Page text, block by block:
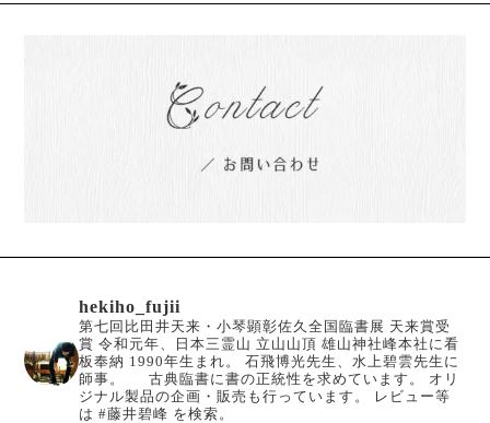
hekiho_fujii
第七回比田井天来・小琴顕彰佐久全国臨書展 天来賞受
賞 令和元年、日本三霊山 立山山頂 雄山神社峰本社に看
板奉納 1990年生まれ。
石飛博光先生、水上碧雲先生に
師事。
古典臨書に書の正統性を求めています。
オリ
ジナル製品の企画・販売も行っています。
レビュー等
は #藤井碧峰 を検索。